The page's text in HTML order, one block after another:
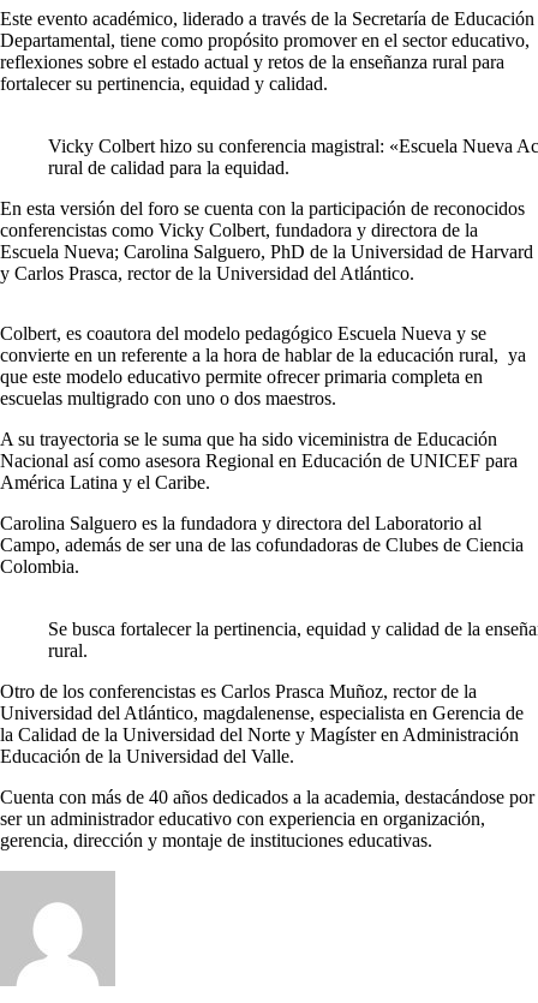
Este evento académico, liderado a través de la Secretaría de Educación
Departamental, tiene como propósito promover en el sector educativo,
reflexiones sobre el estado actual y retos de la enseñanza rural para
fortalecer su pertinencia, equidad y calidad.
Vicky Colbert hizo su conferencia magistral: «Escuela Nueva
rural de calidad para la equidad.
En esta versión del foro se cuenta con la participación de reconocidos
conferencistas como Vicky Colbert, fundadora y directora de la
Escuela Nueva; Carolina Salguero, PhD de la Universidad de Harvard
y Carlos Prasca, rector de la Universidad del Atlántico.
Colbert, es coautora del modelo pedagógico Escuela Nueva y se
convierte en un referente a la hora de hablar de la educación rural, ya
que este modelo educativo permite ofrecer primaria completa en
escuelas multigrado con uno o dos maestros.
A su trayectoria se le suma que ha sido viceministra de Educación
Nacional así como asesora Regional en Educación de UNICEF para
América Latina y el Caribe.
Carolina Salguero es la fundadora y directora del Laboratorio al
Campo, además de ser una de las cofundadoras de Clubes de Ciencia
Colombia.
Se busca fortalecer la pertinencia, equidad y calidad de la
rural.
Otro de los conferencistas es Carlos Prasca Muñoz, rector de la
Universidad del Atlántico, magdalenense, especialista en Gerencia de
la Calidad de la Universidad del Norte y Magíster en Administración
Educación de la Universidad del Valle.
Cuenta con más de 40 años dedicados a la academia, destacándose por
ser un administrador educativo con experiencia en organización,
gerencia, dirección y montaje de instituciones educativas.